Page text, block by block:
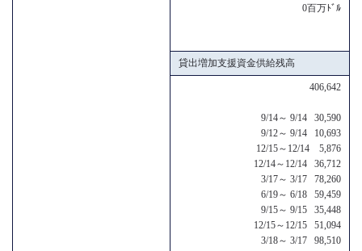
0百万ﾄﾞﾙ
貸出増加支援資金供給残高
406,642
9/14～ 9/14 30,590
9/12～ 9/14 10,693
12/15～12/14 5,876
12/14～12/14 36,712
3/17～ 3/17 78,260
6/19～ 6/18 59,459
9/15～ 9/15 35,448
12/15～12/15 51,094
3/18～ 3/17 98,510